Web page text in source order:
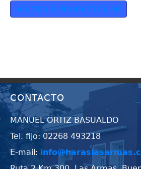
VOLVER A PRODUCTOS 08
CONTACTO
MANUEL ORTIZ BASUALDO
Tel. fijo: 02268 493218
E-mail: